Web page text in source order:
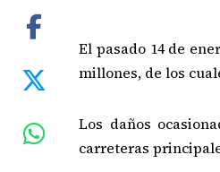
El pasado 14 de
millones, de los
Los daños
carreteras